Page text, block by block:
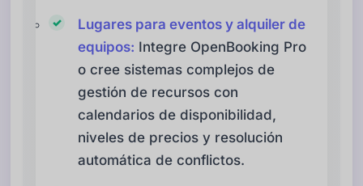
Lugares para eventos y alquiler de
equipos: Integre OpenBooking Pro
o cree sistemas complejos de
gestión de recursos con
calendarios de disponibilidad,
niveles de precios y resolución
automática de conflictos.